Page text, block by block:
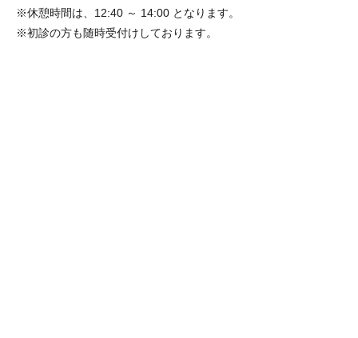
※休憩時間は、12:40 ～ 14:00 となります。
※初診の方も随時受付けしております。